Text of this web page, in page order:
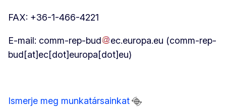
FAX: +36-1-466-4221
E-mail: comm-rep-bud ec.europa.eu (comm-rep-
bud[at]ec[dot]europa[dot]eu)
Ismerje meg munkatársainkat